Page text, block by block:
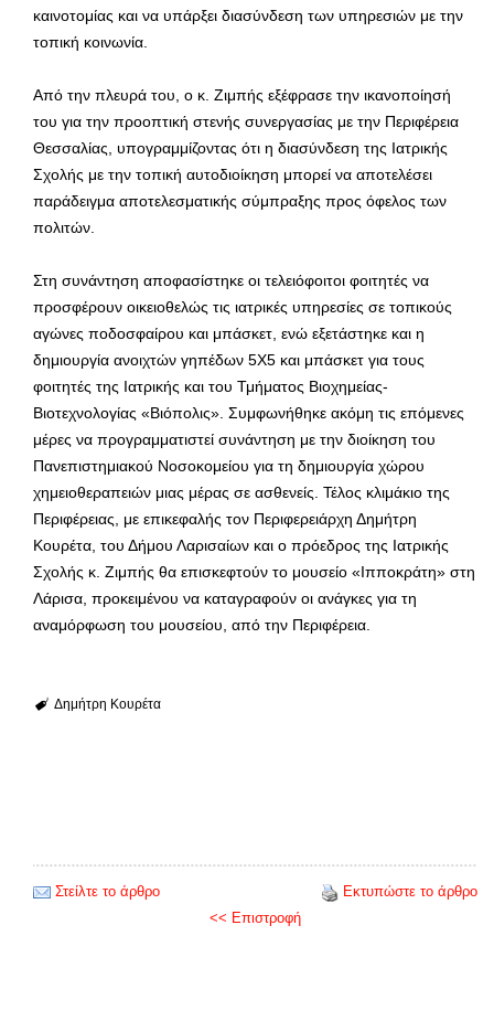
καινοτομίας και να υπάρξει διασύνδεση των υπηρεσιών με την
τοπική κοινωνία.
Από την πλευρά του, ο κ. Ζιμπής εξέφρασε την ικανοποίησή
του για την προοπτική στενής συνεργασίας με την Περιφέρεια
Θεσσαλίας, υπογραμμίζοντας ότι η διασύνδεση της Ιατρικής
Σχολής με την τοπική αυτοδιοίκηση μπορεί να αποτελέσει
παράδειγμα αποτελεσματικής σύμπραξης προς όφελος των
πολιτών.
Στη συνάντηση αποφασίστηκε οι τελειόφοιτοι φοιτητές να
προσφέρουν οικειοθελώς τις ιατρικές υπηρεσίες σε τοπικούς
αγώνες ποδοσφαίρου και μπάσκετ, ενώ εξετάστηκε και η
δημιουργία ανοιχτών γηπέδων 5Χ5 και μπάσκετ για τους
φοιτητές της Ιατρικής και του Τμήματος Βιοχημείας-
Βιοτεχνολογίας «Βιόπολις». Συμφωνήθηκε ακόμη τις επόμενες
μέρες να προγραμματιστεί συνάντηση με την διοίκηση του
Πανεπιστημιακού Νοσοκομείου για τη δημιουργία χώρου
χημειοθεραπειών μιας μέρας σε ασθενείς. Τέλος κλιμάκιο της
Περιφέρειας, με επικεφαλής τον Περιφερειάρχη Δημήτρη
Κουρέτα, του Δήμου Λαρισαίων και ο πρόεδρος της Ιατρικής
Σχολής κ. Ζιμπής θα επισκεφτούν το μουσείο «Ιπποκράτη» στη
Λάρισα, προκειμένου να καταγραφούν οι ανάγκες για τη
αναμόρφωση του μουσείου, από την Περιφέρεια.
Δημήτρη Κουρέτα
Στείλτε το άρθρο
Εκτυπώστε το άρθρο
<< Επιστροφή